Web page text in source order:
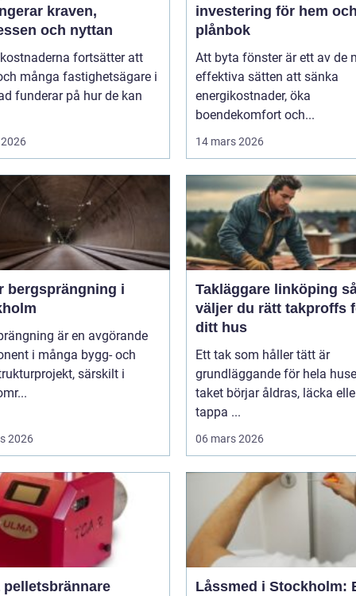
kraven,
och nyttan
fortsätter att
många fastighetsägare i
funderar på hur de kan
investering för hem
plånbok
Att byta fönster är ett av de
effektiva sätten att sänka
energikostnader, öka
boendekomfort och...
14 mars 2026
bergsprängning i
är en avgörande
i många bygg- och
särskilt i
2026
Takläggare linköping så
väljer du rätt takproffs
ditt hus
Ett tak som håller tätt är
grundläggande för hela
taket börjar åldras, läcka
tappa ...
06 mars 2026
pelletsbrännare
Låssmed i Stockholm: